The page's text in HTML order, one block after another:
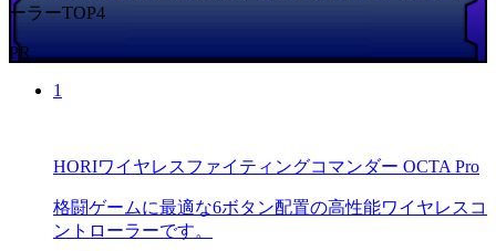
ーラーTOP4
PR
1
HORIワイヤレスファイティングコマンダー OCTA Pro
格闘ゲームに最適な6ボタン配置の高性能ワイヤレスコ
ントローラーです。